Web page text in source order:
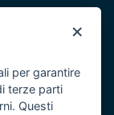
2014/2020 -
×
per garantire
terze parti
Questi